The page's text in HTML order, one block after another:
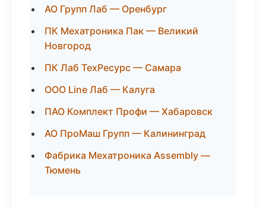
АО Групп Лаб — Оренбург
ПК Мехатроника Пак — Великий
Новгород
ПК Лаб ТехРесурс — Самара
ООО Line Лаб — Калуга
ПАО Комплект Профи — Хабаровск
АО ПроМаш Групп — Калининград
Фабрика Мехатроника Assembly —
Тюмень